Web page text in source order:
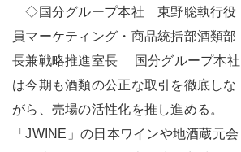
◇国分グループ本社 東野聡執行役
員マーケティング・商品統括部酒類部
長兼戦略推進室長 国分グループ本社
は今期も酒類の公正な取引を徹底しな
がら、売場の活性化を推し進める。
「JWINE」の日本ワインや地酒蔵元会